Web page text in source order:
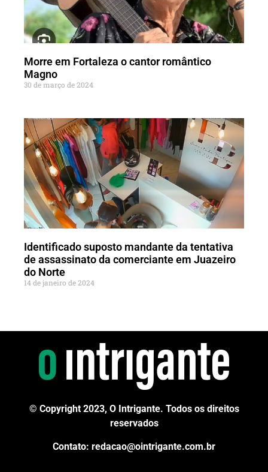
Morre em Fortaleza o cantor romântico
Magno
30 de março de 2024
Identificado suposto mandante da tentativa
de assassinato da comerciante em Juazeiro
do Norte
14 de janeiro de 2024
© Copyright 2023, O Intrigante. Todos os direitos
reservados
Contato: redacao@ointrigante.com.br